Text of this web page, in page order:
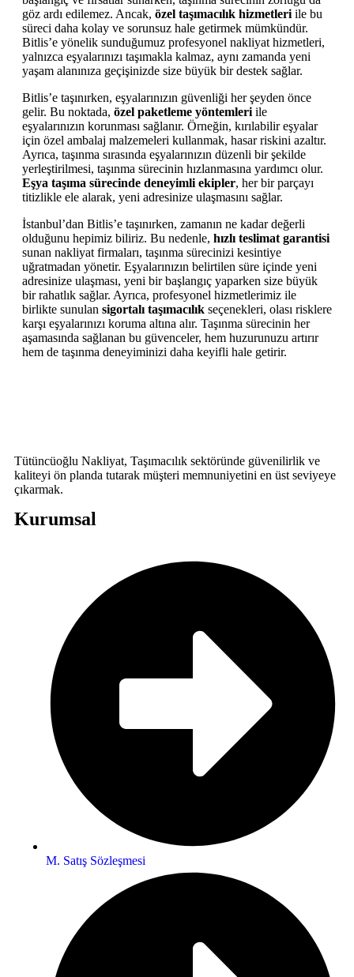
göz ardı edilemez. Ancak, özel taşımacılık hizmetleri ile bu
süreci daha kolay ve sorunsuz hale getirmek mümkündür.
Bitlis’e yönelik sunduğumuz profesyonel nakliyat hizmetleri,
yalnızca eşyalarınızı taşımakla kalmaz, aynı zamanda yeni
yaşam alanınıza geçişinizde size büyük bir destek sağlar.
Bitlis’e taşınırken, eşyalarınızın güvenliği her şeyden önce
gelir. Bu noktada, özel paketleme yöntemleri ile
eşyalarınızın korunması sağlanır. Örneğin, kırılabilir eşyalar
için özel ambalaj malzemeleri kullanmak, hasar riskini azaltır.
Ayrıca, taşınma sırasında eşyalarınızın düzenli bir şekilde
yerleştirilmesi, taşınma sürecinin hızlanmasına yardımcı olur.
Eşya taşıma sürecinde deneyimli ekipler, her bir parçayı
titizlikle ele alarak, yeni adresinize ulaşmasını sağlar.
İstanbul’dan Bitlis’e taşınırken, zamanın ne kadar değerli
olduğunu hepimiz biliriz. Bu nedenle, hızlı teslimat garantisi
sunan nakliyat firmaları, taşınma sürecinizi kesintiye
uğratmadan yönetir. Eşyalarınızın belirtilen süre içinde yeni
adresinize ulaşması, yeni bir başlangıç yaparken size büyük
bir rahatlık sağlar. Ayrıca, profesyonel hizmetlerimiz ile
birlikte sunulan sigortalı taşımacılık seçenekleri, olası risklere
karşı eşyalarınızı koruma altına alır. Taşınma sürecinin her
aşamasında sağlanan bu güvenceler, hem huzurunuzu artırır
hem de taşınma deneyiminizi daha keyifli hale getirir.
Tütüncüoğlu Nakliyat, Taşımacılık sektöründe güvenilirlik ve
kaliteyi ön planda tutarak müşteri memnuniyetini en üst seviyeye
çıkarmak.
Kurumsal
M. Satış Sözleşmesi